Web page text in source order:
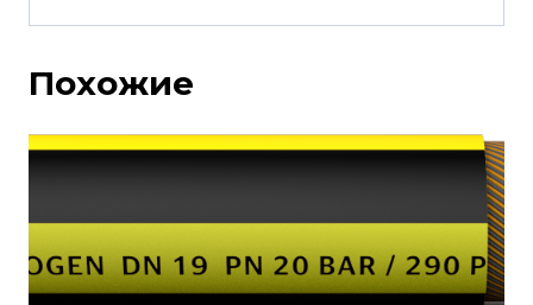
Похожие